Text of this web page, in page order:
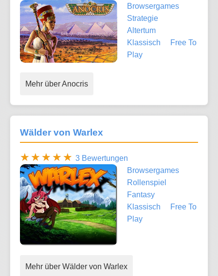
Browsergames
Strategie
Altertum
Klassisch
Free To
Play
Mehr über Anocris
Wälder von Warlex
3 Bewertungen
Browsergames
Rollenspiel
Fantasy
Klassisch
Free To
Play
Mehr über Wälder von Warlex